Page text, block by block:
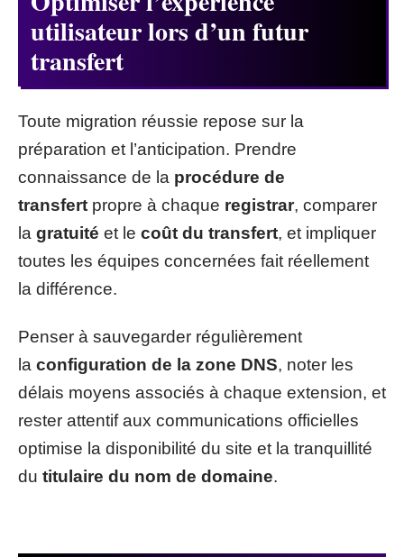
utilisateur lors d’un futur
transfert
Toute migration réussie repose sur la
préparation et l’anticipation. Prendre
connaissance de la procédure de
transfert propre à chaque registrar, comparer
la gratuité et le coût du transfert, et impliquer
toutes les équipes concernées fait réellement
la différence.
Penser à sauvegarder régulièrement
la configuration de la zone DNS, noter les
délais moyens associés à chaque extension, et
rester attentif aux communications officielles
optimise la disponibilité du site et la tranquillité
du titulaire du nom de domaine.